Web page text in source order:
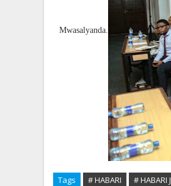
Mwasalyanda.
Tags # HABARI # HABARI